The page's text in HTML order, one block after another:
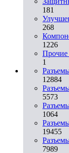
181
268
1226
Прочие
1
12884
5573
1064
19455
7989